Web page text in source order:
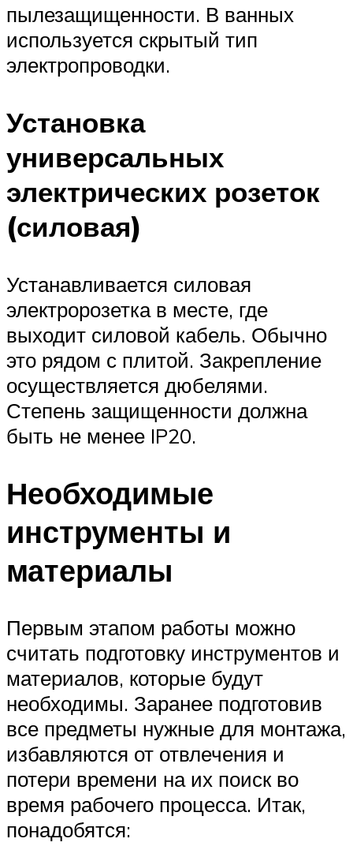
пылезащищенности. В ванных
используется скрытый тип
электропроводки.
Установка
универсальных
электрических розеток
(силовая)
Устанавливается силовая
электророзетка в месте, где
выходит силовой кабель. Обычно
это рядом с плитой. Закрепление
осуществляется дюбелями.
Степень защищенности должна
быть не менее IP20.
Необходимые
инструменты и
материалы
Первым этапом работы можно
считать подготовку инструментов и
материалов, которые будут
необходимы. Заранее подготовив
все предметы нужные для монтажа,
избавляются от отвлечения и
потери времени на их поиск во
время рабочего процесса. Итак,
понадобятся: